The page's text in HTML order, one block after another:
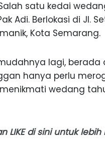
satu kedai
Adi. Berlokasi di Jl.
Kota Semarang.
lagi, berada
hanya perlu
wedang
LIKEdi sini untuk lebih